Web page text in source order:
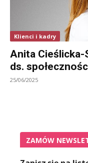
Klienci i kadry
Anita
ds.
25/06/2025
ZAMÓW